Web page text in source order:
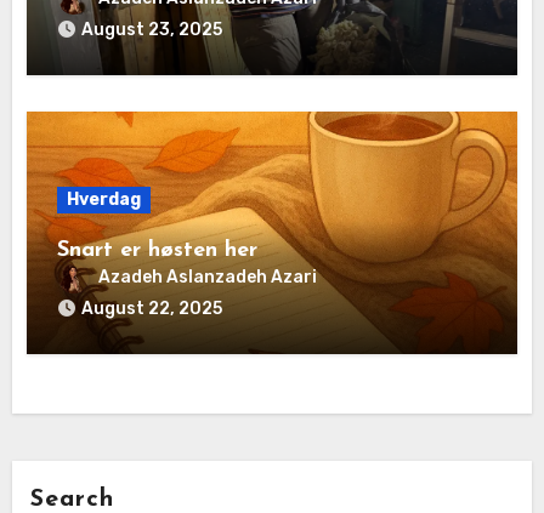
August 23, 2025
Hverdag
Snart er høsten her
Azadeh Aslanzadeh Azari
August 22, 2025
Search